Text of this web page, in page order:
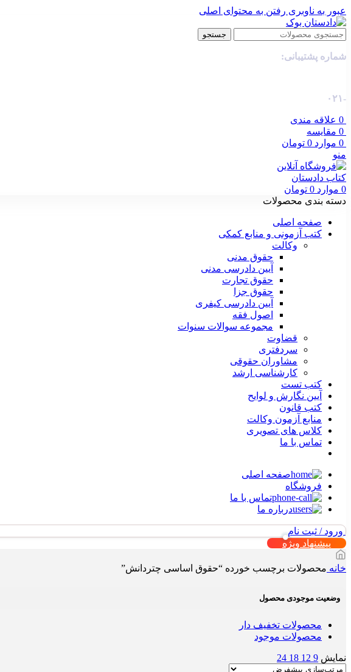
عبور به ناوبری رفتن به محتوای اصلی
جستجو
شماره پشتیبانی:
-۰۲۱
0 علاقه مندی
0 مقایسه
0 موارد 0 تومان
منو
0 موارد 0 تومان
دسته بندی محصولات
صفحه اصلی
کتب آزمونی و منابع کمکی
وکالت
حقوق مدنی
آیین دادرسی مدنی
حقوق تجارت
حقوق جزا
آیین دادرسی کیفری
اصول فقه
مجموعه سوالات سنوات
قضاوت
سردفتری
مشاوران حقوقی
کارشناسی ارشد
کتب تست
آیین نگارش و لوایح
کتب قانون
منابع آزمون وکالت
کلاس های تصویری
تماس با ما
صفحه اصلی
فروشگاه
تماس با ما
درباره ما
ورود / ثبت نام
پیشنهاد ویژه
خانه محصولات برچسب خورده “حقوق اساسی چتردانش”
وضعیت موجودی محصول
محصولات تخفیف دار
محصولات موجود
نمایش 9
12
18
24